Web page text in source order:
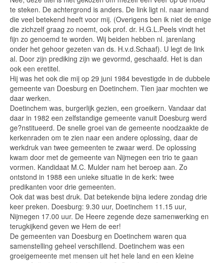
te steken. De achtergrond is anders. De link ligt nl. naar iemand
die veel betekend heeft voor mij. (Overigens ben ik niet de enige
die zichzelf graag zo noemt, ook prof. dr. H.G.L.Peels vindt het
fijn zo genoemd te worden. Wij beiden hebben nl. jarenlang
onder het gehoor gezeten van ds. H.v.d.Schaaf). U legt de link
al. Door zijn prediking zijn we gevormd, geschaafd. Het is dan
ook een eretitel.
Hij was het ook die mij op 29 juni 1984 bevestigde in de dubbele
gemeente van Doesburg en Doetinchem. Tien jaar mochten we
daar werken.
Doetinchem was, burgerlijk gezien, een groeikern. Vandaar dat
daar in 1982 een zelfstandige gemeente vanuit Doesburg werd
ge?nstitueerd. De snelle groei van de gemeente noodzaakte de
kerkenraden om te zien naar een andere oplossing, daar de
werkdruk van twee gemeenten te zwaar werd. De oplossing
kwam door met de gemeente van Nijmegen een trio te gaan
vormen. Kandidaat M.C. Mulder nam het beroep aan. Zo
ontstond in 1988 een unieke situatie in de kerk: twee
predikanten voor drie gemeenten.
Ook dat was best druk. Dat betekende bijna iedere zondag drie
keer preken. Doesburg: 9.30 uur, Doetinchem 11.15 uur,
Nijmegen 17.00 uur. De Heere zegende deze samenwerking en
terugkijkend geven we Hem de eer!
De gemeenten van Doesburg en Doetinchem waren qua
samenstelling geheel verschillend. Doetinchem was een
groeigemeente met mensen uit het hele land en een kleine